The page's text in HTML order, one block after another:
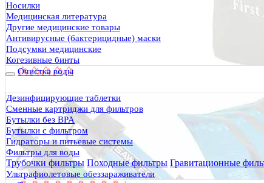
Носилки
Медицинская литература
Другие медицинские товары
Антивирусные (бактерицидные) маски
Подсумки медицинские
Когезивные бинты
Очистка воды
Дезинфицирующие таблетки
Сменные картриджи для фильтров
Бутылки без BPA
Бутылки с фильтром
Гидраторы и питьевые системы
Фильтры для воды
Трубочки фильтры Походные фильтры Гравитационные
Ультрафиолетовые обеззараживатели